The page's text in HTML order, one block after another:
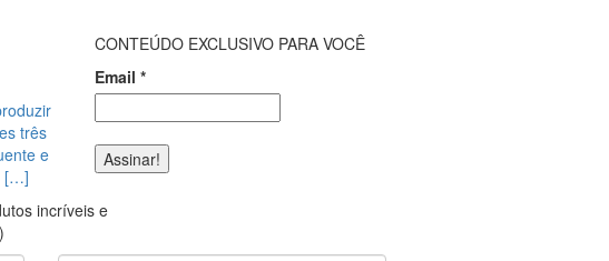
três
e
[…]
CONTEÚDO EXCLUSIVO PARA VOCÊ
Email *
incríveis e